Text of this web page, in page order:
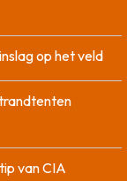
op het veld
van CIA